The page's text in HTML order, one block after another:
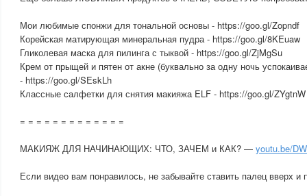
Мои любимые спонжи для тональной основы - https://goo.gl/Zopndf
Корейская матирующая минеральная пудра - https://goo.gl/8KEuaw
Гликолевая маска для пилинга с тыквой - https://goo.gl/ZjMgSu
Крем от прыщей и пятен от акне (буквально за одну ночь
- https://goo.gl/SEskLh
Классные салфетки для снятия макияжа ELF - https://goo.gl/ZYgtnW
= = = = = = = = = = = = =
МАКИЯЖ ДЛЯ НАЧИНАЮЩИХ: ЧТО, ЗАЧЕМ и КАК? — youtu.be/
Если видео вам понравилось, не забывайте ставить палец вверх и